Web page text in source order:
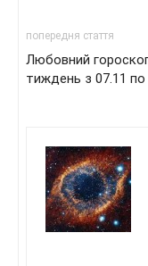
попередня стаття
Любовний
тиждень з 07.11 по